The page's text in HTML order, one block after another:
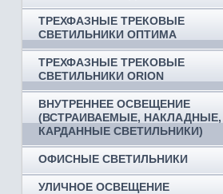
ТРЕХФАЗНЫЕ ТРЕКОВЫЕ
СВЕТИЛЬНИКИ ОПТИМА
ТРЕХФАЗНЫЕ ТРЕКОВЫЕ
СВЕТИЛЬНИКИ ORION
ВНУТРЕННЕЕ ОСВЕЩЕНИЕ
(ВСТРАИВАЕМЫЕ, НАКЛАДНЫЕ,
КАРДАННЫЕ СВЕТИЛЬНИКИ)
ОФИСНЫЕ СВЕТИЛЬНИКИ
УЛИЧНОЕ ОСВЕЩЕНИЕ